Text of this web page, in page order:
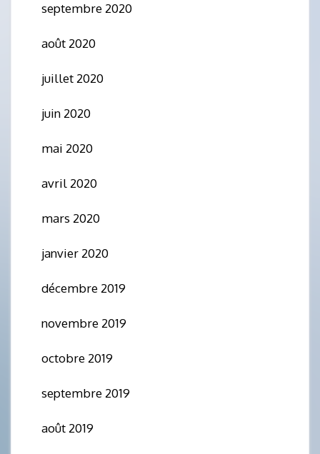
septembre 2020
août 2020
juillet 2020
juin 2020
mai 2020
avril 2020
mars 2020
janvier 2020
décembre 2019
novembre 2019
octobre 2019
septembre 2019
août 2019